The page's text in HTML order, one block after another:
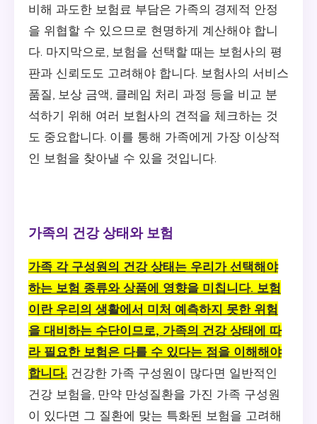
비해 과도한 보험료 부담은 가족의 경제적 안정
을 위협할 수 있으므로 현명하게 계산해야 합니
다. 마지막으로, 보험을 선택할 때는 보험사의 평
판과 신뢰도도 고려해야 합니다. 보험사의 서비스
품질, 보상 금액, 클레임 처리 과정 등을 비교 분
석하기 위해 여러 보험사의 견적을 체크하는 것
도 중요합니다. 이를 통해 가족에게 가장 이상적
인 보험을 찾아낼 수 있을 것입니다.
가족의 건강 상태와 보험
가족 각 구성원의 건강 상태는 우리가 선택해야
하는 보험 종류와 상품에 영향을 미칩니다. 보험
이란 우리의 생활에서 미처 예측하지 못한 위험
을 대비하는 수단이므로, 가족의 건강 상태에 따
라 필요한 보험은 다를 수 있다는 점을 이해해야
합니다. 건강한 가족 구성원이 많다면 일반적인
건강 보험을, 만약 만성질환을 가진 가족 구성원
이 있다면 그 질환에 맞는 특화된 보험을 고려해